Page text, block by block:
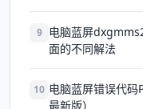
9 电脑蓝屏
面的不同解法
10 电脑蓝屏错误代码
最新版）